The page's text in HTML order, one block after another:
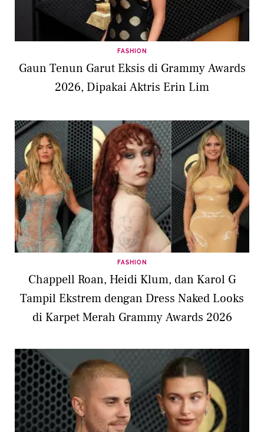
FASHION
Gaun Tenun Garut Eksis di Grammy Awards
2026, Dipakai Aktris Erin Lim
FASHION
Chappell Roan, Heidi Klum, dan Karol G
Tampil Ekstrem dengan Dress Naked Looks
di Karpet Merah Grammy Awards 2026